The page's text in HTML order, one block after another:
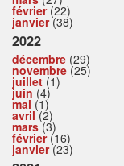
février(22)
janvier(38)
2022
décembre (29)
novembre (25)
juillet (1)
juin (4)
mai (1)
avril(2)
mars(3)
février(16)
janvier(23)